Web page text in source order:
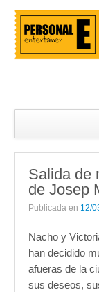
Empresas
Salidas
Registrate
Salida de
de Josep
Publicada en 12/
Nacho y
han decidido
afueras de la
sus deseos,